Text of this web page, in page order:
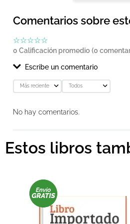
Comentarios sobre
☆☆☆☆☆
0 Calificación promedio (0
Escribe un comentario
Agregar comentario
★★★
Tu nombre
Más reciente Todos
No hay comentarios.
Estos libros